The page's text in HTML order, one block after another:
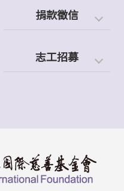
捐款徵信
志工招募